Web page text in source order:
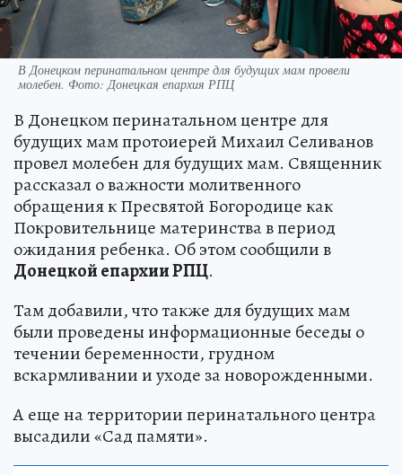
В Донецком перинатальном центре для будущих мам провели
молебен. Фото: Донецкая епархия РПЦ
В Донецком перинатальном центре для
будущих мам протоиерей Михаил Селиванов
провел молебен для будущих мам. Священник
рассказал о важности молитвенного
обращения к Пресвятой Богородице как
Покровительнице материнства в период
ожидания ребенка. Об этом сообщили в
Донецкой епархии РПЦ.
Там добавили, что также для будущих мам
были проведены информационные беседы о
течении беременности, грудном
вскармливании и уходе за новорожденными.
А еще на территории перинатального центра
высадили «Сад памяти».